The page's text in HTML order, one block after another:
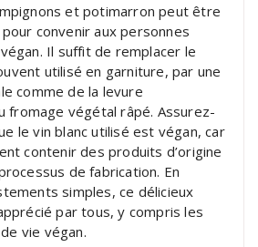
et potimarron peut être
convenir aux personnes
Il suffit de remplacer le
utilisé en garniture, par une
comme de la levure
fromage végétal râpé. Assurez-
le vin blanc utilisé est végan, car
contenir des produits d’origine
de fabrication. En
simples, ce délicieux
par tous, y compris les
vie végan.